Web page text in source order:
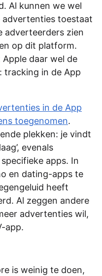
Al kunnen we wel
advertenties toestaat
adverteerders zien
op dit platform.
daar wel de
tracking in de App
in de App
toegenomen.
plekken: je vindt
evenals
apps. In
en dating-apps te
heeft
Al zeggen andere
advertenties wil,
app.
is weinig te doen,